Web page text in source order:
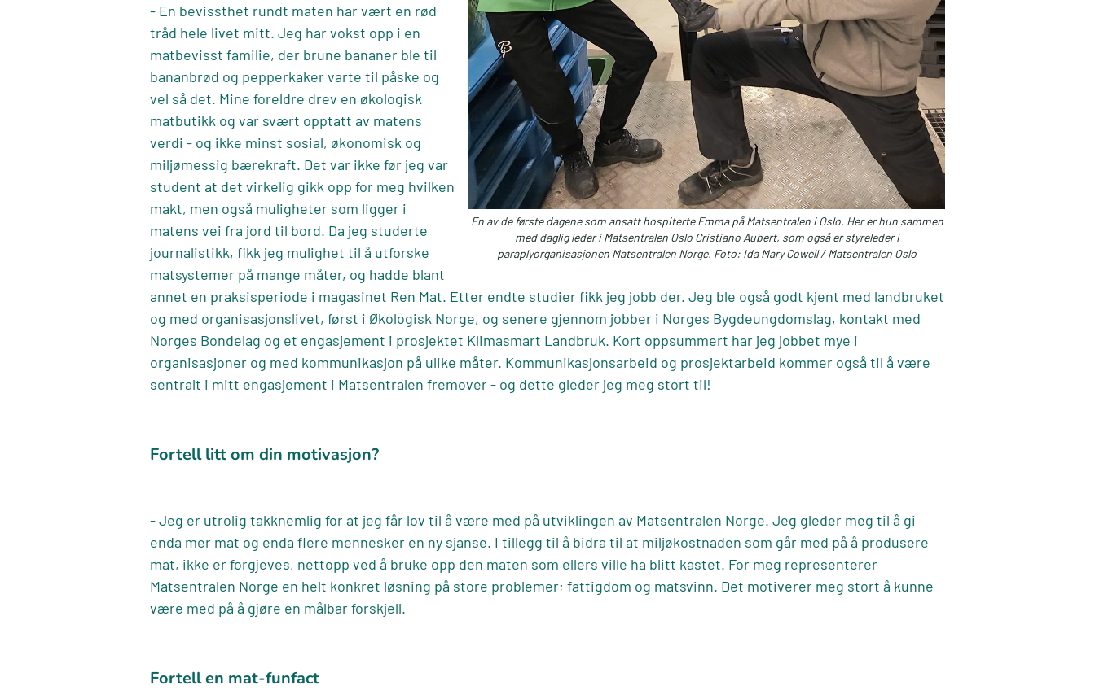
En av de første dagene som ansatt hospiterte Emma på Matsentralen i Oslo. Her er hun sammen
med daglig leder i Matsentralen Oslo Cristiano Aubert, som også er styreleder i
paraplyorganisasjonen Matsentralen Norge. Foto: Ida Mary Cowell / Matsentralen Oslo
- En bevissthet rundt maten har vært en rød
tråd hele livet mitt. Jeg har vokst opp i en
matbevisst familie, der brune bananer ble til
bananbrød og pepperkaker varte til påske og
vel så det. Mine foreldre drev en økologisk
matbutikk og var svært opptatt av matens
verdi - og ikke minst sosial, økonomisk og
miljømessig bærekraft. Det var ikke før jeg var
student at det virkelig gikk opp for meg hvilken
makt, men også muligheter som ligger i
matens vei fra jord til bord. Da jeg studerte
journalistikk, fikk jeg mulighet til å utforske
matsystemer på mange måter, og hadde blant
annet en praksisperiode i magasinet Ren Mat. Etter endte studier fikk jeg jobb der. Jeg ble også godt kjent med landbruket
og med organisasjonslivet, først i Økologisk Norge, og senere gjennom jobber i Norges Bygdeungdomslag, kontakt med
Norges Bondelag og et engasjement i prosjektet Klimasmart Landbruk. Kort oppsummert har jeg jobbet mye i
organisasjoner og med kommunikasjon på ulike måter. Kommunikasjonsarbeid og prosjektarbeid kommer også til å være
sentralt i mitt engasjement i Matsentralen fremover - og dette gleder jeg meg stort til!
Fortell litt om din motivasjon?
- Jeg er utrolig takknemlig for at jeg får lov til å være med på utviklingen av Matsentralen Norge. Jeg gleder meg til å gi
enda mer mat og enda flere mennesker en ny sjanse. I tillegg til å bidra til at miljøkostnaden som går med på å produsere
mat, ikke er forgjeves, nettopp ved å bruke opp den maten som ellers ville ha blitt kastet. For meg representerer
Matsentralen Norge en helt konkret løsning på store problemer; fattigdom og matsvinn. Det motiverer meg stort å kunne
være med på å gjøre en målbar forskjell.
Fortell en mat-funfact